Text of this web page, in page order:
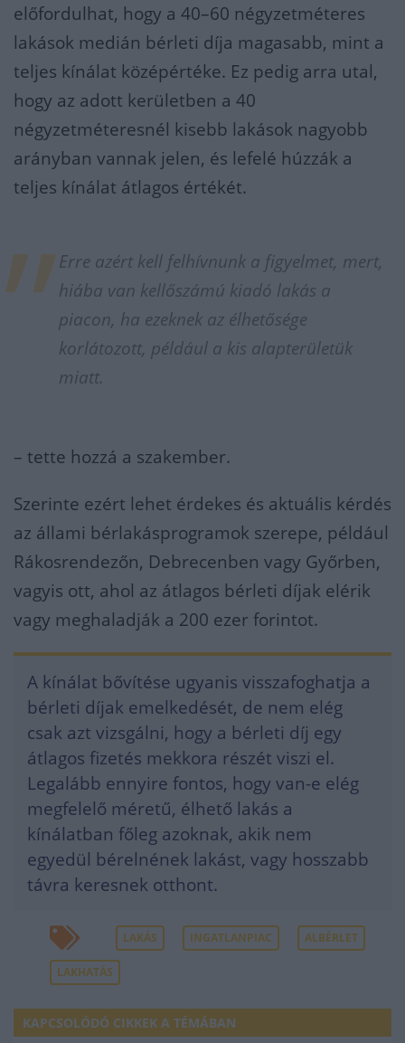
előfordulhat, hogy a 40–60 négyzetméteres
lakások medián bérleti díja magasabb, mint a
teljes kínálat középértéke. Ez pedig arra utal,
hogy az adott kerületben a 40
négyzetméteresnél kisebb lakások nagyobb
arányban vannak jelen, és lefelé húzzák a
teljes kínálat átlagos értékét.
Erre azért kell felhívnunk a figyelmet, mert,
hiába van kellőszámú kiadó lakás a
piacon, ha ezeknek az élhetősége
korlátozott, például a kis alapterületük
miatt.
– tette hozzá a szakember.
Szerinte ezért lehet érdekes és aktuális kérdés
az állami bérlakásprogramok szerepe, például
Rákosrendezőn, Debrecenben vagy Győrben,
vagyis ott, ahol az átlagos bérleti díjak elérik
vagy meghaladják a 200 ezer forintot.
A kínálat bővítése ugyanis visszafoghatja a
bérleti díjak emelkedését, de nem elég
csak azt vizsgálni, hogy a bérleti díj egy
átlagos fizetés mekkora részét viszi el.
Legalább ennyire fontos, hogy van-e elég
megfelelő méretű, élhető lakás a
kínálatban főleg azoknak, akik nem
egyedül bérelnének lakást, vagy hosszabb
távra keresnek otthont.
LAKÁS INGATLANPIAC ALBÉRLET
LAKHATÁS
KAPCSOLÓDÓ CIKKEK A TÉMÁBAN